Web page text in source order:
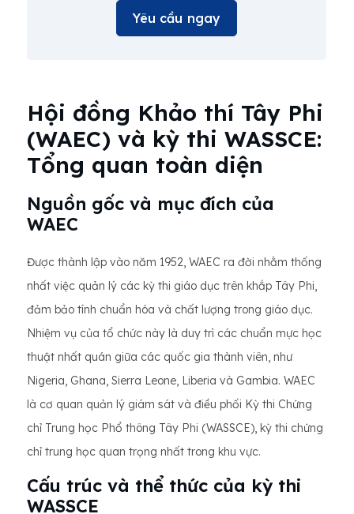
Yêu cầu ngay
Hội đồng Khảo thí Tây Phi
(WAEC) và kỳ thi WASSCE:
Tổng quan toàn diện
Nguồn gốc và mục đích của
WAEC
Được thành lập vào năm 1952, WAEC ra đời nhằm thống
nhất việc quản lý các kỳ thi giáo dục trên khắp Tây Phi,
đảm bảo tính chuẩn hóa và chất lượng trong giáo dục.
Nhiệm vụ của tổ chức này là duy trì các chuẩn mực học
thuật nhất quán giữa các quốc gia thành viên, như
Nigeria, Ghana, Sierra Leone, Liberia và Gambia. WAEC
là cơ quan quản lý giám sát và điều phối Kỳ thi Chứng
chỉ Trung học Phổ thông Tây Phi (WASSCE), kỳ thi chứng
chỉ trung học quan trọng nhất trong khu vực.
Cấu trúc và thể thức của kỳ thi
WASSCE